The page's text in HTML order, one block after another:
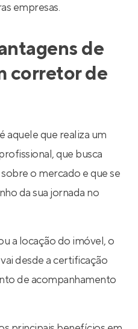
empresas.
de
corretor de
aquele que realiza um
que busca
o mercado e que se
da sua jornada no
a locação do imóvel, o
desde a certificação
de acompanhamento